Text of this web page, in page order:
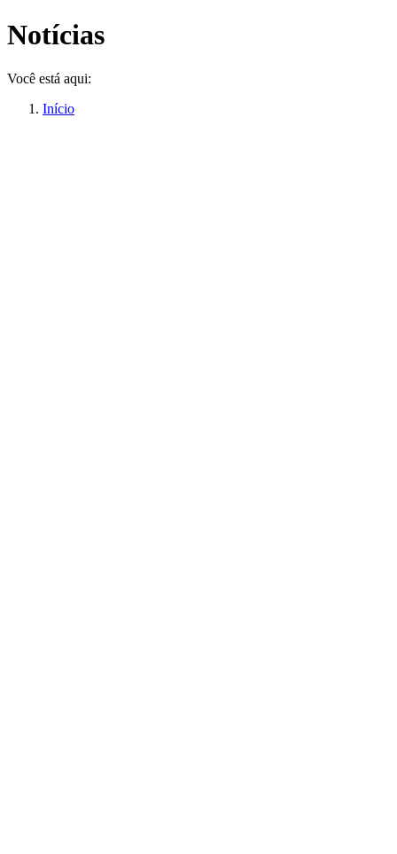
Notícias
Você está aqui:
Início